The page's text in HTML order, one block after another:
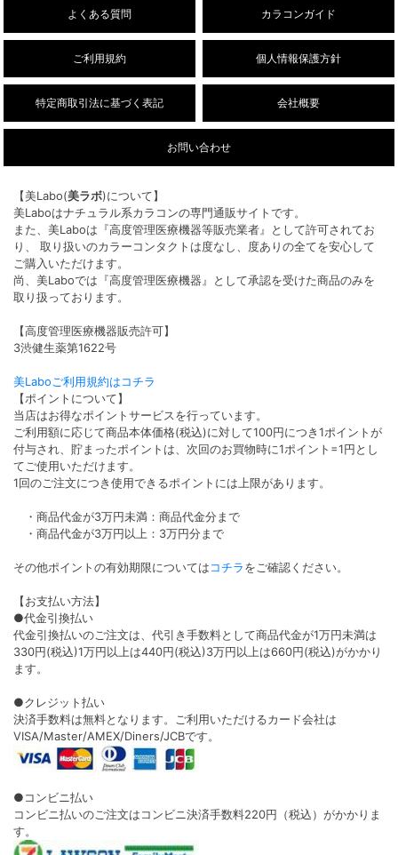
た。
よくある質問 カラコンガイド
ご利用規約 個人情報保護方針
特定商取引法に基づく表記 会社概要
お問い合わせ
【美Labo(美ラボ)について】
美Laboはナチュラル系カラコンの専門通販サイトです。
また、美Laboは『高度管理医療機器等販売業者』として許可されてお
り、 取り扱いのカラーコンタクトは度なし、度ありの全てを安心して
ご購入いただけます。
尚、美Laboでは『高度管理医療機器』として承認を受けた商品のみを
取り扱っております。
【高度管理医療機器販売許可】
3渋健生薬第1622号
美Laboご利用規約はコチラ
【ポイントについて】
当店はお得なポイントサービスを行っています。
ご利用額に応じて商品本体価格(税込)に対して100円につき1ポイントが
付与され、貯まったポイントは、次回のお買物時に1ポイント=1円とし
てご使用いただけます。
1回のご注文につき使用できるポイントには上限があります。
・商品代金が3万円未満：商品代金分まで
・商品代金が3万円以上：3万円分まで
その他ポイントの有効期限についてはコチラをご確認ください。
【お支払い方法】
●代金引換払い
代金引換払いのご注文は、代引き手数料として商品代金が1万円未満は
330円(税込)1万円以上は440円(税込)3万円以上は660円(税込)がかかり
ます。
●クレジット払い
決済手数料は無料となります。ご利用いただけるカード会社は
VISA/Master/AMEX/Diners/JCBです。
●コンビニ払い
コンビニ払いのご注文はコンビニ決済手数料220円（税込）がかかりま
す。